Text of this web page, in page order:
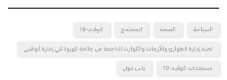
السياحة الصحة المجتمع كوفيد-19
لجنة إدارة الطوارئ والأزمات والكوارث الناجمة عن جائحة كورونا في إمارة أبوظبي
مستجدات كوفيد-19 ياس مول